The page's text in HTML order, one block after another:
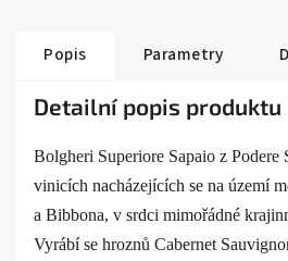
Popis Parametry
Detailní popis produktu
Bolgheri Superiore Sapaio z Podere
vinicích nacházejících se na území
a Bibbona, v srdci mimořádné
Vyrábí se hroznů Cabernet